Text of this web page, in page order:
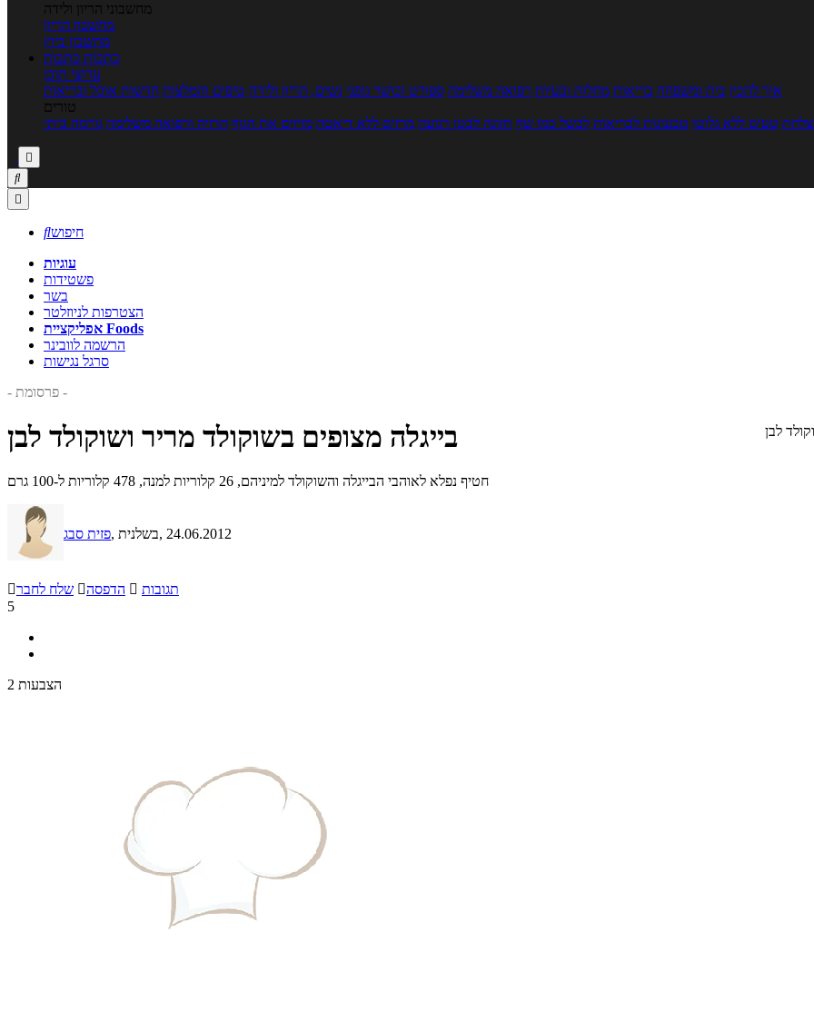
מחשבוני הריון ולידה
מחשבון הריון
מחשבון ביוץ
כתבות כתבות
ערוצי תוכן
איך להכין בית ומשפחה בריאות מחלות ובעיות רפואה משלימה ספורט וכושר גופני נשים, הריון ולידה טיפים והמלצות חדשות אוכל ובריאות
טורים
טעים ללא גלוטן טבעונות לבריאות לבשל כמו שף תזונה לבטן רגועה מרזים ללא דיאטה מזיזים את הגוף הרזיה ורפואה משלימה גורמה ביתי



חיפוש
עוגיות
פשטידות
בשר
הצטרפות לניוזלטר
אפליקציית Foods
הרשמה לוובינר
סרגל נגישות
- פרסומת -
לבן בייגלה מצופים בשוקולד מריר ושוקולד לבן
חטיף נפלא לאוהבי הבייגלה והשוקולד למיניהם, 26 קלוריות למנה, 478 קלוריות ל-100 גרם
פזית סבג , בשלנית, 24.06.2012
שלח לחבר הדפסה  תגובות
5
2 הצבעות